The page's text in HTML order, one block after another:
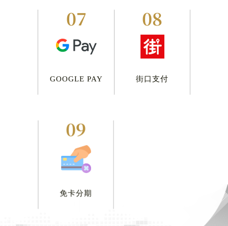
07
GOOGLE PAY
08
街口支付
09
免卡分期